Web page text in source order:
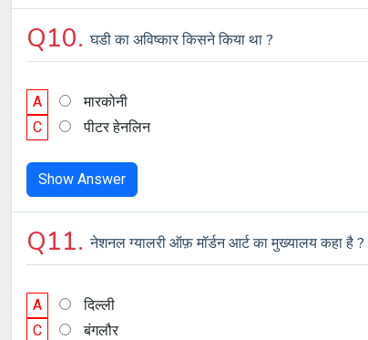
Q10.घडी का अविष्कार किसने किया था ?
A मारकोनी
C
पीटर हेनलिन
Show Answer
Q11.नेशनल ग्यालरी ऑफ़ मॉर्डन आर्ट का मुख्यालय कहा है ?
A दिल्ली
C
बंगलौर